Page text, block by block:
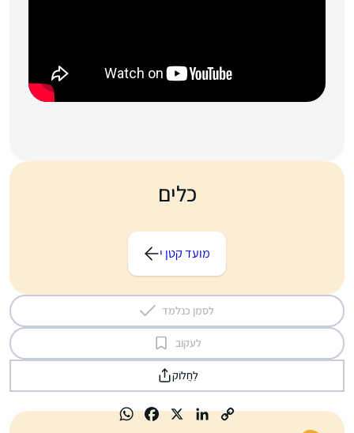
כלים
מועד קטן י
לסמן כנלמד
לעקוב
לַחֲלוֹק